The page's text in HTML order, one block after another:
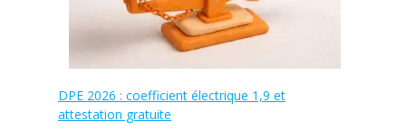
DPE 2026 : coefficient électrique 1,9 et
attestation gratuite